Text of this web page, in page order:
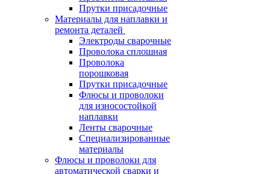
Прутки присадочные
Материалы для наплавки и
ремонта деталей
Электроды сварочные
Проволока сплошная
Проволока
порошковая
Прутки присадочные
Флюсы и проволоки
для износостойкой
наплавки
Ленты сварочные
Специализированные
материалы
Флюсы и проволоки для
автоматической сварки и